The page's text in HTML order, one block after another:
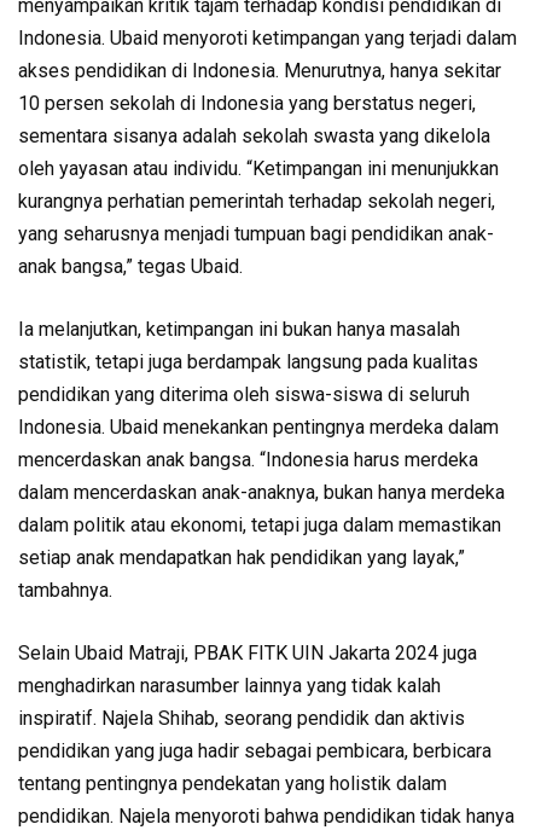
menyampaikan kritik tajam terhadap kondisi pendidikan di
Indonesia. Ubaid menyoroti ketimpangan yang terjadi dalam
akses pendidikan di Indonesia. Menurutnya, hanya sekitar
10 persen sekolah di Indonesia yang berstatus negeri,
sementara sisanya adalah sekolah swasta yang dikelola
oleh yayasan atau individu. “Ketimpangan ini menunjukkan
kurangnya perhatian pemerintah terhadap sekolah negeri,
yang seharusnya menjadi tumpuan bagi pendidikan anak-
anak bangsa,” tegas Ubaid.
Ia melanjutkan, ketimpangan ini bukan hanya masalah
statistik, tetapi juga berdampak langsung pada kualitas
pendidikan yang diterima oleh siswa-siswa di seluruh
Indonesia. Ubaid menekankan pentingnya merdeka dalam
mencerdaskan anak bangsa. “Indonesia harus merdeka
dalam mencerdaskan anak-anaknya, bukan hanya merdeka
dalam politik atau ekonomi, tetapi juga dalam memastikan
setiap anak mendapatkan hak pendidikan yang layak,”
tambahnya.
Selain Ubaid Matraji, PBAK FITK UIN Jakarta 2024 juga
menghadirkan narasumber lainnya yang tidak kalah
inspiratif. Najela Shihab, seorang pendidik dan aktivis
pendidikan yang juga hadir sebagai pembicara, berbicara
tentang pentingnya pendekatan yang holistik dalam
pendidikan. Najela menyoroti bahwa pendidikan tidak hanya